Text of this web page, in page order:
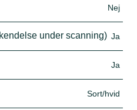
Nej
under scanning) Ja
Ja
Sort/hvid